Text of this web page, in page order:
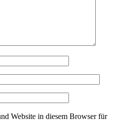
Website in diesem Browser für